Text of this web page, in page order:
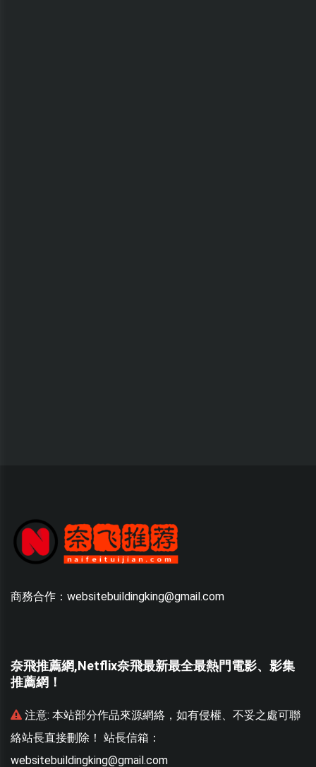
商務合作：websitebuildingking@gmail.com
奈飛推薦網,Netflix奈飛最新最全最熱門電影、影集
推薦網！
注意: 本站部分作品來源網絡，如有侵權、不妥之處可聯
絡站長直接刪除！ 站長信箱：
websitebuildingking@gmail.com